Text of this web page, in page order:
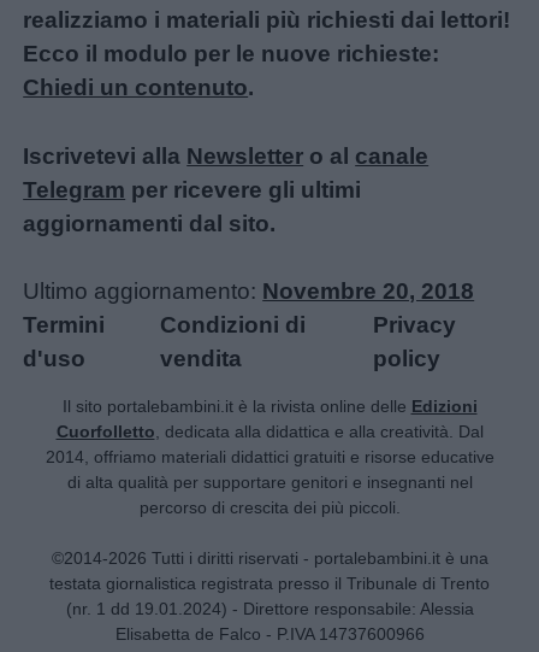
realizziamo i materiali più richiesti dai lettori!
Ecco il modulo per le nuove richieste:
Chiedi un contenuto.
Iscrivetevi alla Newsletter o al canale
Telegram per ricevere gli ultimi
aggiornamenti dal sito.
Ultimo aggiornamento: Novembre 20, 2018
Termini
d'uso
Condizioni di
vendita
Privacy
policy
Il sito portalebambini.it è la rivista online delle Edizioni
Cuorfolletto , dedicata alla didattica e alla creatività. Dal
2014, offriamo materiali didattici gratuiti e risorse educative
di alta qualità per supportare genitori e insegnanti nel
percorso di crescita dei più piccoli.
©2014-2026 Tutti i diritti riservati - portalebambini.it è una
testata giornalistica registrata presso il Tribunale di Trento
(nr. 1 dd 19.01.2024) - Direttore responsabile: Alessia
Elisabetta de Falco - P.IVA 14737600966